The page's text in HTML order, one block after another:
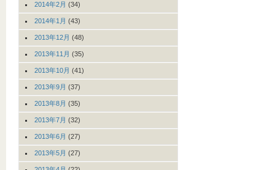
2014年2月 (34)
2014年1月 (43)
2013年12月 (48)
2013年11月 (35)
2013年10月 (41)
2013年9月 (37)
2013年8月 (35)
2013年7月 (32)
2013年6月 (27)
2013年5月 (27)